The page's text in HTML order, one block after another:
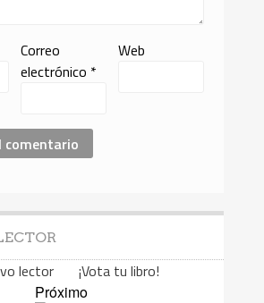
Correo
electrónico *
Web
lector ¡Vota tu libro!
Próximo